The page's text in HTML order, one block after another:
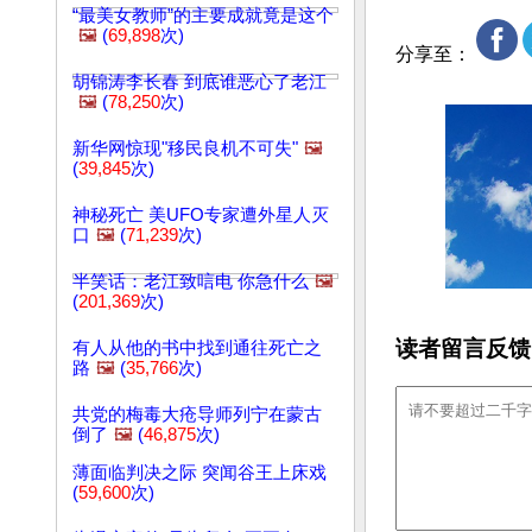
“最美女教师”的主要成就竟是这个
🖼️ (69,898次)
胡锦涛李长春 到底谁恶心了老江
🖼️ (78,250次)
新华网惊现"移民良机不可失" 🖼️
(39,845次)
神秘死亡 美UFO专家遭外星人灭
口 🖼️ (71,239次)
半笑话：老江致唁电 你急什么 🖼️
(201,369次)
有人从他的书中找到通往死亡之
路 🖼️ (35,766次)
共党的梅毒大疮导师列宁在蒙古
倒了 🖼️ (46,875次)
薄面临判决之际 突闻谷王上床戏
(59,600次)
分享至：
读者留言反